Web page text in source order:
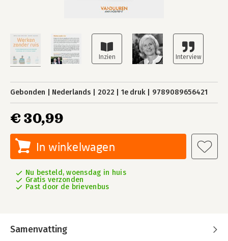
Gebonden Nederlands 2022 1e druk 9789089656421
€ 30,99
In winkelwagen
Nu besteld, woensdag in huis
Gratis verzonden
Past door de brievenbus
Samenvatting